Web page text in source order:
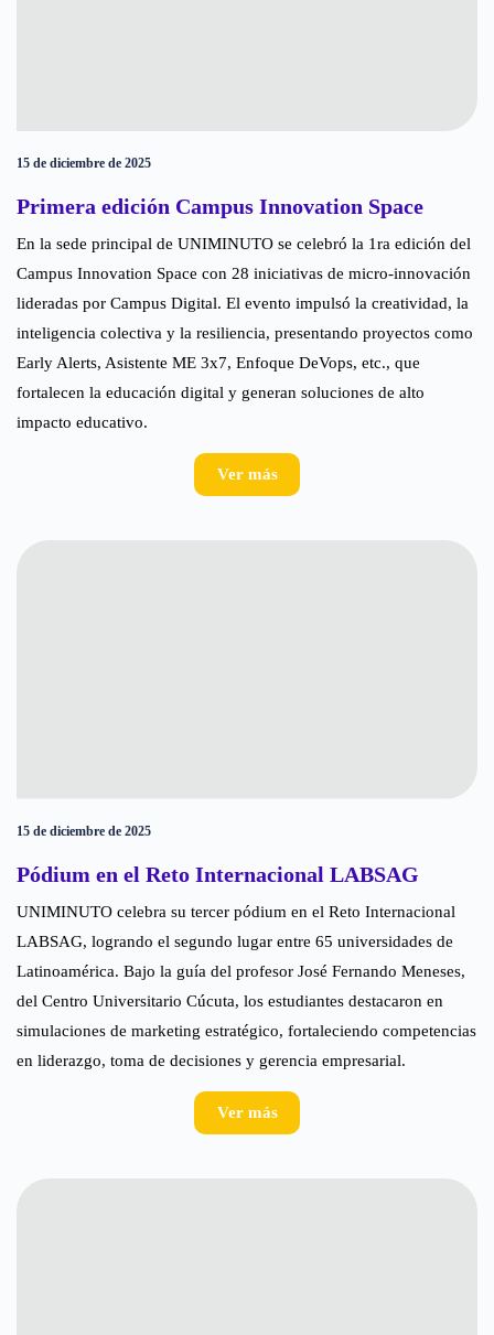
15 de diciembre de 2025
Primera edición Campus Innovation Space
En la sede principal de UNIMINUTO se celebró la 1ra edición del
Campus Innovation Space con 28 iniciativas de micro-innovación
lideradas por Campus Digital. El evento impulsó la creatividad, la
inteligencia colectiva y la resiliencia, presentando proyectos como
Early Alerts, Asistente ME 3x7, Enfoque DeVops, etc., que
fortalecen la educación digital y generan soluciones de alto
impacto educativo.
Ver más
15 de diciembre de 2025
Pódium en el Reto Internacional LABSAG
UNIMINUTO celebra su tercer pódium en el Reto Internacional
LABSAG, logrando el segundo lugar entre 65 universidades de
Latinoamérica. Bajo la guía del profesor José Fernando Meneses,
del Centro Universitario Cúcuta, los estudiantes destacaron en
simulaciones de marketing estratégico, fortaleciendo competencias
en liderazgo, toma de decisiones y gerencia empresarial.
Ver más